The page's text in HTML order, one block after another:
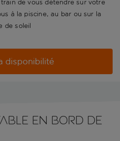
de vous détendre sur votre
à la piscine, au bar ou sur la
de soleil
disponibilité
en bord de